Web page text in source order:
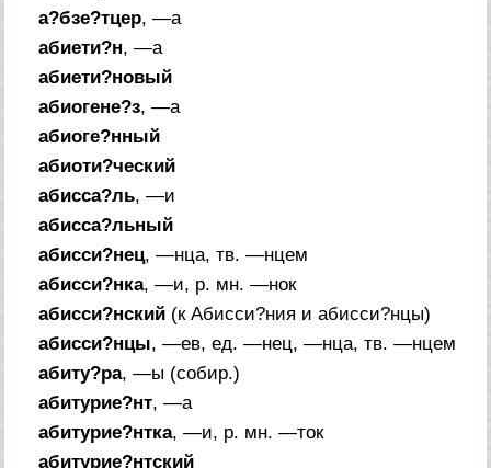
а?бзе?тцер, —а
абиети?н, —а
абиети?новый
абиогене?з, —а
абиоге?нный
абиоти?ческий
абисса?ль, —и
абисса?льный
абисси?нец, —нца,тв. —нцем
абисси?нка, —и, р. мн. —нок
абисси?нский (кАбисси?ния и абисси?нцы)
абисси?нцы, —ев,ед. —нец, —нца,тв. —нцем
абиту?ра, —ы (собир.)
абитурие?нт, —а
абитурие?нтка, —и, р. мн. —ток
абитурие?нтский